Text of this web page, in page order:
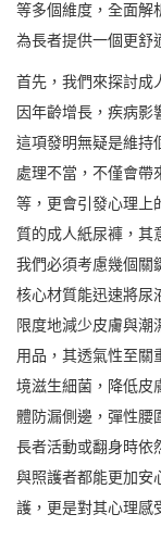
等多個維度，全面解
為長者提供一個更舒
首先，我們來探討成
因年齡增長，疾病影
這項發明無疑是維持
處理不當，不僅會帶
等，更會引發心理上
質的成人紙尿褲，其
我們必須考慮幾個關
核心材質能迅速將尿
限度地減少皮膚與潮
用品，其透氣性至關
境滋生細菌，降低皮
體防漏側邊，彈性腰
長者活動或翻身時依
與照護者都能更加安
護，更是對其心理感